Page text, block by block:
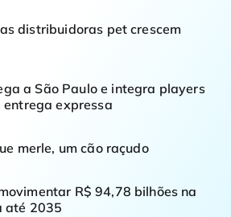
distribuidoras pet crescem
a São Paulo e integra players
expressa
merle, um cão raçudo
R$ 94,78 bilhões na
até 2035